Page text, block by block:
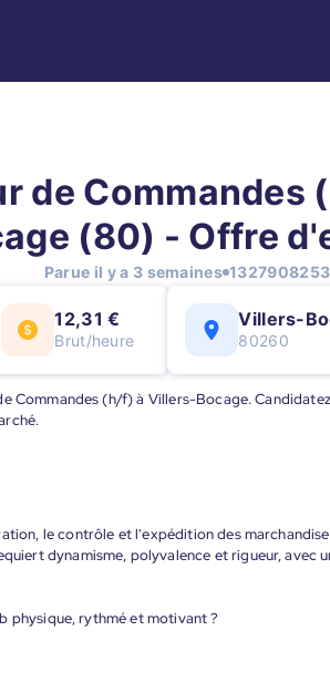
de Commandes
(80) - Offre
Parue il y a 3 semaines 1327908253
12,31 €
Brut/heure
Villers-
80260
Commandes (h/f) à Villers-Bocage.
le contrôle et l'expédition des
dynamisme, polyvalence et rigueur, avec
physique, rythmé et motivant ?